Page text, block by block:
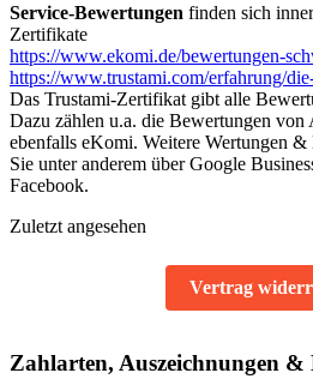
Service-Bewertungen finden sich
Zertifikate
https://www.ekomi.de/bewertungen-
https://www.trustami.com/erfahrung/
Das Trustami-Zertifikat gibt alle
Dazu zählen u.a. die Bewertungen von
ebenfalls eKomi. Weitere Wertungen
Sie unter anderem über Google
Facebook.
Zuletzt angesehen
Vertrag
Zahlarten, Auszeichnungen &